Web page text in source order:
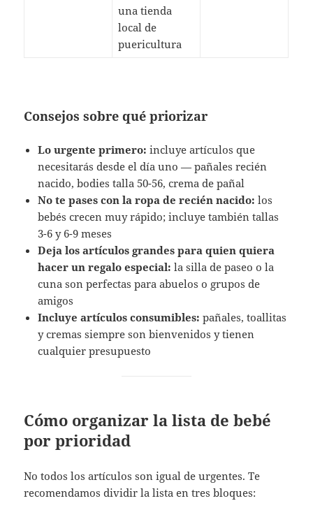
una tienda
local de
puericultura
Consejos sobre qué priorizar
Lo urgente primero: incluye artículos que
necesitarás desde el día uno — pañales recién
nacido, bodies talla 50-56, crema de pañal
No te pases con la ropa de recién nacido: los
bebés crecen muy rápido; incluye también tallas
3-6 y 6-9 meses
Deja los artículos grandes para quien quiera
hacer un regalo especial: la silla de paseo o la
cuna son perfectas para abuelos o grupos de
amigos
Incluye artículos consumibles: pañales, toallitas
y cremas siempre son bienvenidos y tienen
cualquier presupuesto
Cómo organizar la lista de bebé
por prioridad
No todos los artículos son igual de urgentes. Te
recomendamos dividir la lista en tres bloques: